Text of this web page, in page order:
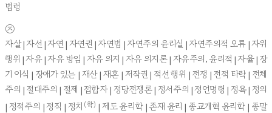
법령
㉨
자살 | 자선 | 자연 | 자연권 | 자연법 | 자연주의 윤리설 | 자연주의적 오류 | 자위
행위 | 자유 | 자유 방임 | 자유 의지 | 자유 의지론 | 자유주의, 윤리적 | 자율 | 장
기 이식 | 장애가 있는 | 재산 | 재혼 | 저작권 | 적선 행위 | 전쟁 | 전적 타락 | 전체
주의 | 절대주의 | 절제 | 접합자 | 정당전쟁론 | 정서주의 | 정언명령 | 정욕 | 정의
| 정적주의 | 정직 | 정치 (학) | 제도 윤리학 | 존재 윤리 | 종교개혁 윤리학 | 종말